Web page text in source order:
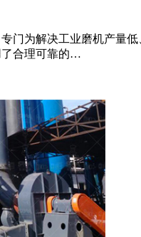
门为解决工业磨机产量
了合理可靠的…